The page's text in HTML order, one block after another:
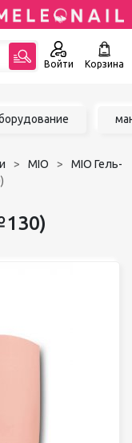
Войти Корзина
MIO
MIO Гель-